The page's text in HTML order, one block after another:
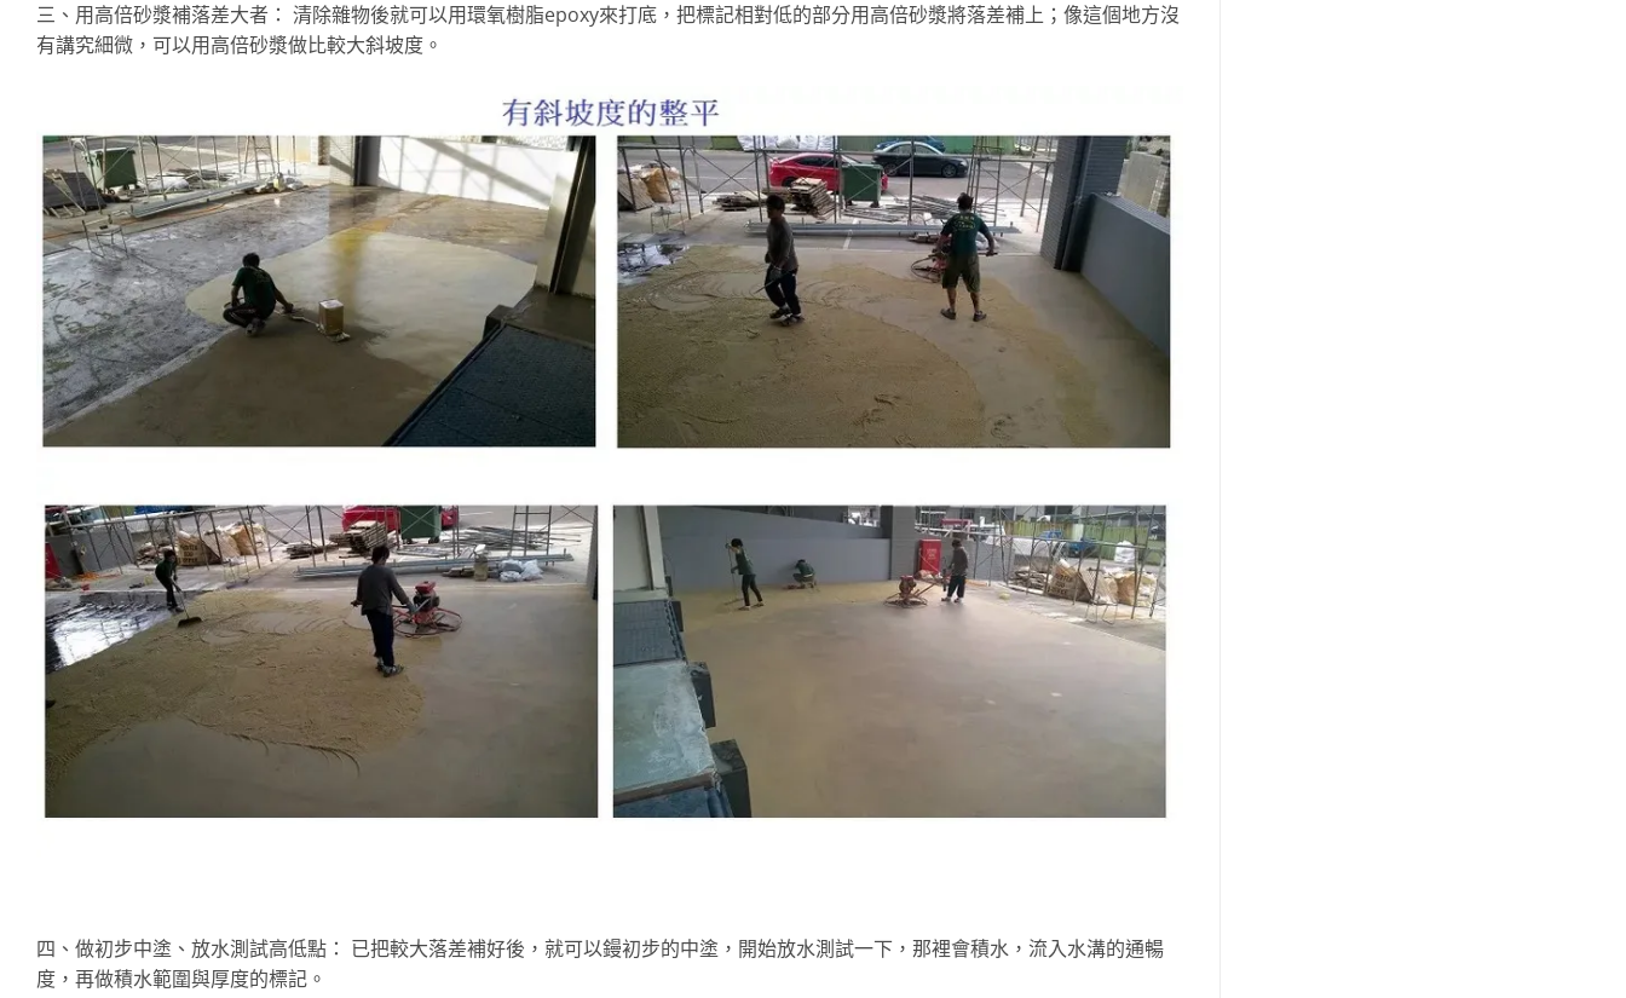
三、用高倍砂漿補落差大者： 清除雜物後就可以用環氧樹脂epoxy來打底，把標記相對低的部分用高倍砂漿將落差補上；像這個地方沒
有講究細微，可以用高倍砂漿做比較大斜坡度。
四、做初步中塗、放水測試高低點： 已把較大落差補好後，就可以鏝初步的中塗，開始放水測試一下，那裡會積水，流入水溝的通暢
度，再做積水範圍與厚度的標記。